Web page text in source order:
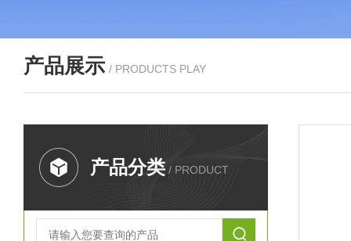
产品展示 / PRODUCTS PLAY
产品分类 / PRODUCT